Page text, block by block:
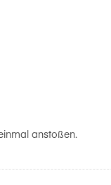
anstoßen.